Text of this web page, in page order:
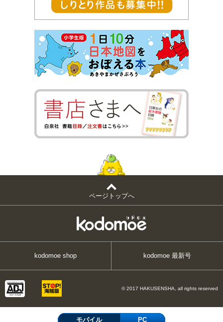
ページトップへ
kodomoe shop kodomoe 最新号
© 2017 HAKUSENSHA, all rights reserved
モバイル PC